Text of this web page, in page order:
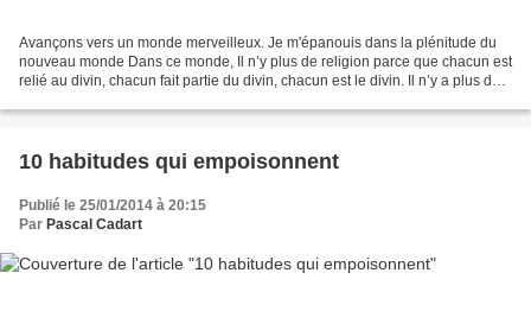
Avançons vers un monde merveilleux. Je m'épanouis dans la plénitude du
nouveau monde Dans ce monde, Il n’y plus de religion parce que chacun est
relié au divin, chacun fait partie du divin, chacun est le divin. Il n’y a plus de
10 habitudes qui empoisonnent
Publié le 25/01/2014 à 20:15
Par Pascal Cadart